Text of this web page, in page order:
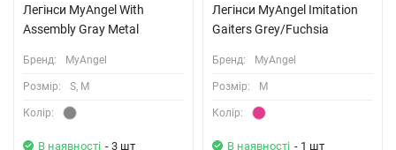
Легiнси MyAngel With
Assembly Gray Metal
Бренд: MyAngel
Розмiр: S, M
Колiр:
В наявності - 3 шт
Легінси MyAngel Imitation
Gaiters Grey/Fuchsia
Бренд: MyAngel
Розмiр: M
Колiр:
В наявності - 1 шт